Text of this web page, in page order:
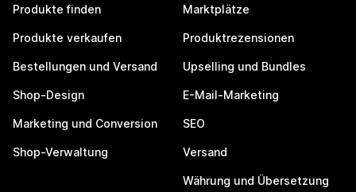
Produkte finden
Produkte verkaufen
Bestellungen und Versand
Shop-Design
Marketing und Conversion
Shop-Verwaltung
Marktplätze
Produktrezensionen
Upselling und Bundles
E-Mail-Marketing
SEO
Versand
Währung und Übersetzung